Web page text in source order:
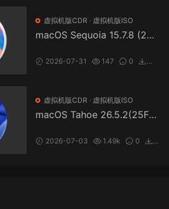
虚拟机版CDR · 虚拟机版ISO
macOS Sequoia 15.7.8 (24G
式 2026-07-31 147
0
虚拟机版CDR · 虚拟机版ISO
macOS Tahoe 26.5.2(25F8
2026-07-03 1.49k
0